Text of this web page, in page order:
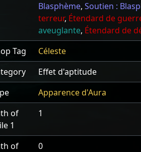
Blasphème, Soutien :
terreur, Étendard de
aveuglante, Étendard de
Tag
Céleste
Effet d'aptitude
Apparence d'Aura
of
1
1
of
0